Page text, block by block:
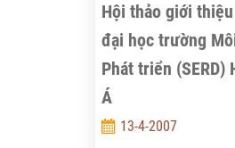
Hội thảo giới
đại học trường
Phát triển (SERD)
Á
13-4-2007